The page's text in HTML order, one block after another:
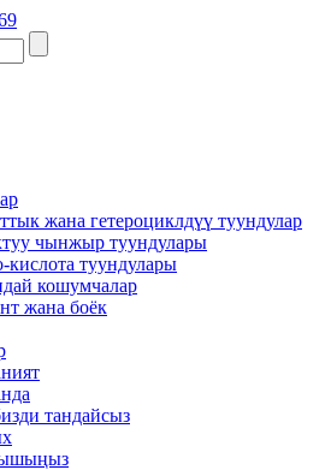
жана гетероциклдүү туундулар
чынжыр туундулары
туундулары
кошумчалар
жана боёк
тандайсыз